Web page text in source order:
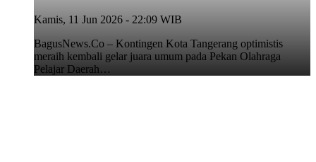
Kamis, 11 Jun 2026 - 22:09 WIB
BagusNews.Co – Kontingen Kota Tangerang optimistis
meraih kembali gelar juara umum pada Pekan Olahraga
Pelajar Daerah…